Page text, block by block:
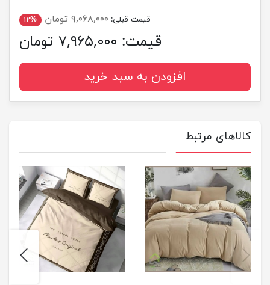
قیمت قبلی: ۹,۰۶۸,۰۰۰ تومان ۱۲%
قیمت: ۷,۹۶۵,۰۰۰ تومان
افزودن به سبد خرید
کالاهای مرتبط
previus